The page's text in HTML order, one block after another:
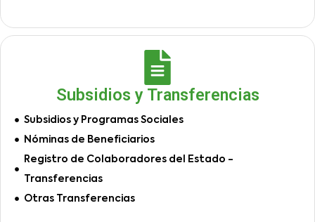
Subsidios y Transferencias
Subsidios y Programas Sociales
Nóminas de Beneficiarios
Registro de Colaboradores del Estado -
Transferencias
Otras Transferencias